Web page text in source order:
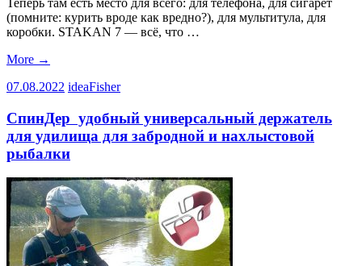
(помните: курить вроде как вредно?), для мультитула, для
коробки. STAKAN 7 — всё, что …
More →
07.08.2022 ideaFisher
СпинДер удобный универсальный держатель
для удилища для забродной и нахлыстовой
рыбалки